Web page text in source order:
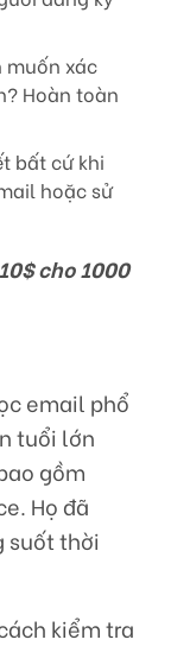
muốn xác
Hoàn toàn
bất cứ khi
hoặc sử
cho 1000
email phổ
tuổi lớn
gồm
Họ đã
suốt thời
kiểm tra